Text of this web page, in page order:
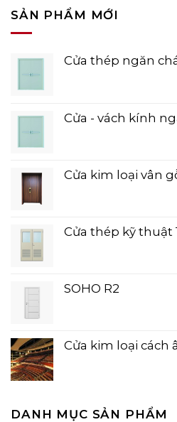
SẢN PHẨM MỚI
Cửa thép ngăn
Cửa - vách kính
Cửa kim loại vân
Cửa thép kỹ thuật
SOHO R2
Cửa kim loại cách
DANH MỤC SẢN PHẨM